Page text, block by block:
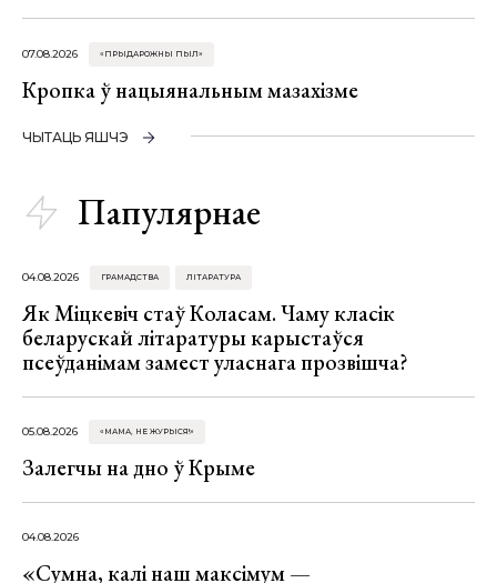
07.08.2026 «ПРЫДАРОЖНЫ ПЫЛ»
Кропка ў нацыянальным мазахізме
ЧЫТАЦЬ ЯШЧЭ
Папулярнае
04.08.2026 ГРАМАДСТВА ЛІТАРАТУРА
Як Міцкевіч стаў Коласам. Чаму класік
беларускай літаратуры карыстаўся
псеўданімам замест уласнага прозвішча?
05.08.2026 «МАМА, НЕ ЖУРЫСЯ!»
Залегчы на дно ў Крыме
04.08.2026
«Сумна, калі наш максімум —